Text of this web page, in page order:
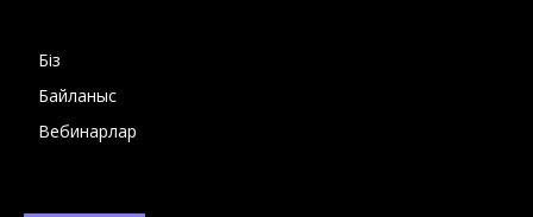
Біз
Байланыс
Вебинарлар